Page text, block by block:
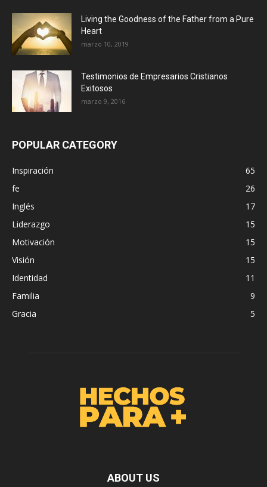
Living the Goodness of the Father from a Pure
Heart
marzo 10, 2019
Testimonios de Empresarios Cristianos
Exitosos
marzo 9, 2016
POPULAR CATEGORY
Inspiración
65
fe
26
Inglés
17
Liderazgo
15
Motivación
15
Visión
15
Identidad
11
Familia
9
Gracia
5
ABOUT US